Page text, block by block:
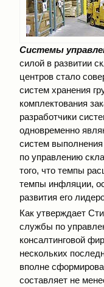
Системы
силой в развитии
центров стало
систем хранения
комплектования
разработчики
одновременно
систем
по управлению
того, что темпы
темпы инфляции,
развития его
Как утверждает
службы по
консалтинговой
нескольких
вполне
составляет не